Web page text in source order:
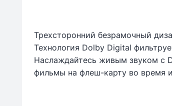
Трехсторонний безрамочный
Технология Dolby Digital
Наслаждайтесь живым звуком с
фильмы на флеш-карту во время